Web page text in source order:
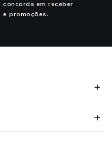
concorda em receber
e promoções.
+
+